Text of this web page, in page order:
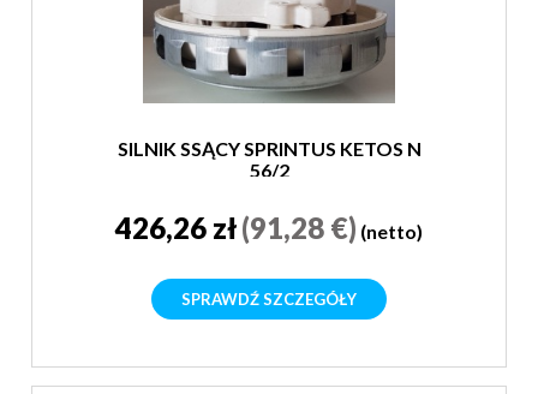
SILNIK SSĄCY SPRINTUS KETOS N
56/2
426,26 zł(91,28 €) (netto)
SPRAWDŹ SZCZEGÓŁY